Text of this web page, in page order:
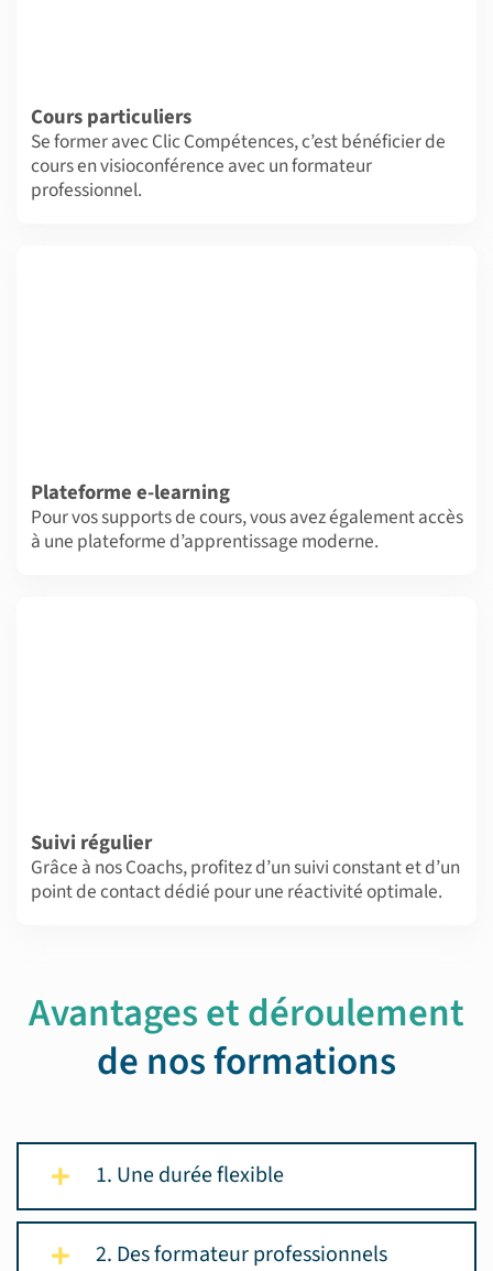
Cours particuliers
Se former avec Clic Compétences, c’est bénéficier de
cours en visioconférence avec un formateur
professionnel.
Plateforme e-learning
Pour vos supports de cours, vous avez également accès
à une plateforme d’apprentissage moderne.
Suivi régulier
Grâce à nos Coachs, profitez d’un suivi constant et d’un
point de contact dédié pour une réactivité optimale.
Avantages et déroulement
de nos formations
1. Une durée flexible
2. Des formateur professionnels